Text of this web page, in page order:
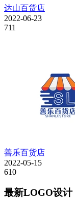
达山百货店
2022-06-23
711
善乐百货店
2022-05-15
610
最新LOGO设计